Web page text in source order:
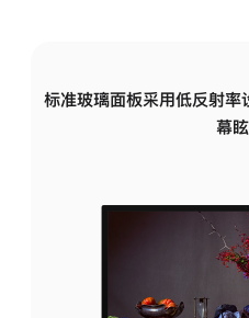
标准玻璃面板采用低反射率
幕眩